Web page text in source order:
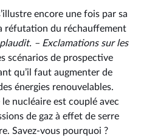
encore une fois par sa
réfutation du réchauffement
–⁠ Exclamations sur les
scénarios de prospective
qu’il faut augmenter de
énergies renouvelables.
le nucléaire est couplé avec
de gaz à effet de serre
Savez-vous pourquoi ?